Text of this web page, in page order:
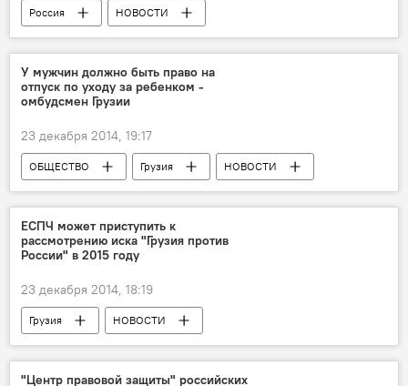
Россия НОВОСТИ
У мужчин должно быть право на
отпуск по уходу за ребенком -
омбудсмен Грузии
23 декабря 2014, 19:17
ОБЩЕСТВО Грузия НОВОСТИ
ЕСПЧ может приступить к
рассмотрению иска "Грузия против
России" в 2015 году
23 декабря 2014, 18:19
Грузия НОВОСТИ
"Центр правовой защиты" российских